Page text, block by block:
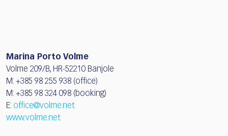
Marina Porto Volme
Volme 209/B, HR-52210 Banjole
M: +385 98 255 938 (office)
M: +385 98 324 098 (booking)
E: office@volme.net
www.volme.net